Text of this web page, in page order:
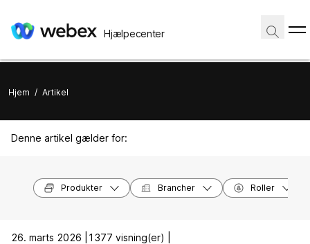
Hjælpecenter
Hjem / Artikel
Denne artikel gælder for:
Produkter Brancher Roller
26. marts 2026 |
1377 visning(er) |